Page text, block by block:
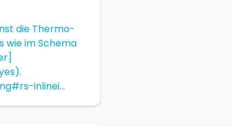
die Thermo-
wie im Schema
inlinei...